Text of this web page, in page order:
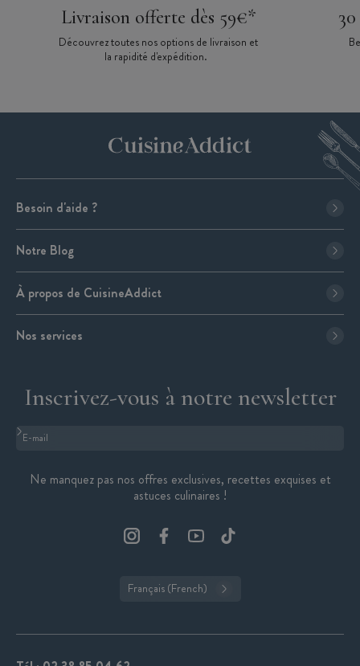
Livraison offerte dès 59€*
Découvrez toutes nos options de livraison et
la rapidité d'expédition.
Besoin d'aide ?
Notre Blog
À propos de CuisineAddict
Nos services
Inscrivez-vous à notre newsletter
Format : adresse@email.com
Ne manquez pas nos offres exclusives, recettes exquises et
astuces culinaires !
Français (French)